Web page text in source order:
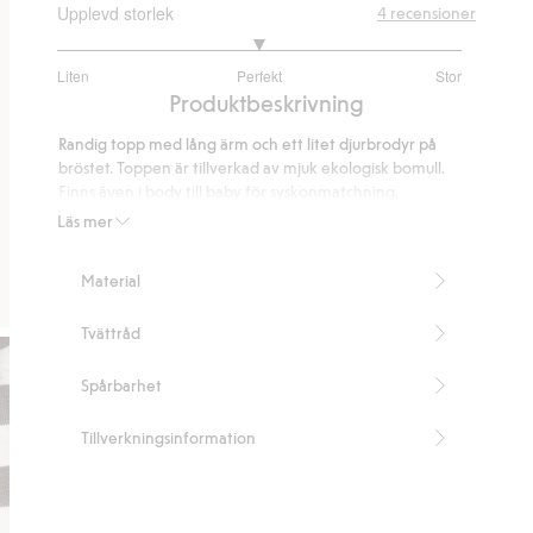
Upplevd storlek
Liten Perfekt Stor
utav
4
betyg
4 recensioner
Produktbeskrivning
Läs mer
Randig topp med lång ärm och ett litet djurbrodyr på
bröstet. Toppen är tillverkad av mjuk ekologisk bomull.
Finns även i body till baby för syskonmatchning.
Organic cotton- GOTS
Material
Tvättråd
Spårbarhet
Tillverkningsinformation